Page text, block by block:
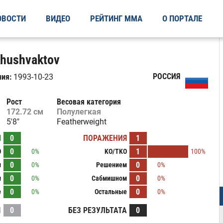
ВИДЕО РЕЙТИНГ ММА О ПОРТАЛЕ
1993-10-23
РОССИЯ
Рост
172.72 см
5'8"
Весовая категория
Полулегкая
Featherweight
0
0
0%
0
0%
0
0%
0 0%
ПОРАЖЕНИЯ 1
KO/TKO 1
100%
Решением
0
0%
Сабмишном
0
0%
Остальные
0 0%
0 БЕЗ РЕЗУЛЬТАТА 0